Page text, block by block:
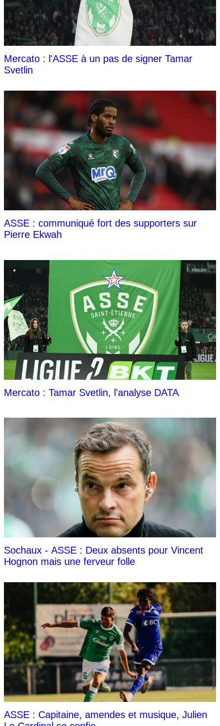
Mercato : l'ASSE à un pas de signer Tamar
Svetlin
ASSE : communiqué fort des supporters sur
Pierre Ekwah
Mercato : Tamar Svetlin, l'analyse DATA
Sochaux - ASSE : Deux absents pour Vincent
Hognon mais une ferveur folle
ASSE : Capitaine, amendes et musique, Julien